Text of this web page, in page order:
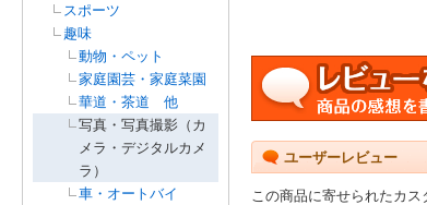
スポーツ
趣味
動物・ペット
家庭園芸・家庭菜園
華道・茶道 他
写真・写真撮影（カ
メラ・デジタルカメ
ラ）
車・オートバイ
ユーザーレビュー
この商品に寄せられたカス